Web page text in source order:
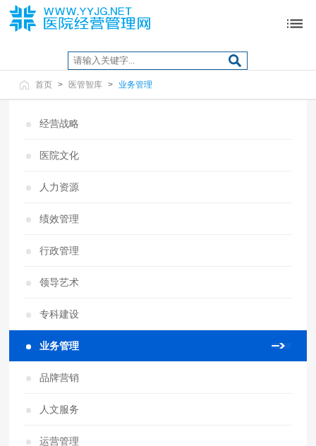
首页 > 医管智库 > 业务管理
经营战略
医院文化
人力资源
绩效管理
行政管理
领导艺术
专科建设
业务管理
品牌营销
人文服务
运营管理